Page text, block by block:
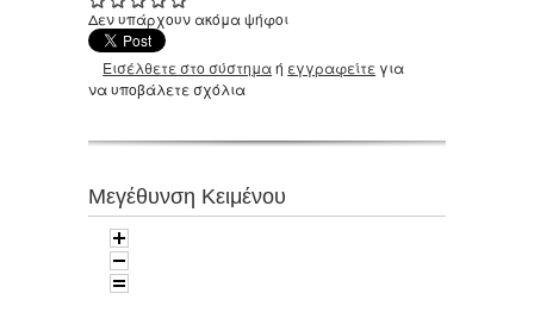
Δεν υπάρχουν ακόμα ψήφοι
Εισέλθετε στο σύστημαή εγγραφείτε για
να υποβάλετε σχόλια
Μεγέθυνση Κειμένου